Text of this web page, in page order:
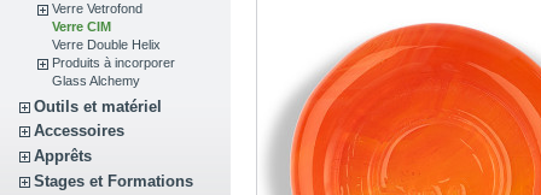
Verre Vetrofond
Verre CIM
Verre Double Helix
Produits à incorporer
Glass Alchemy
Outils et matériel
Accessoires
Apprêts
Stages et Formations